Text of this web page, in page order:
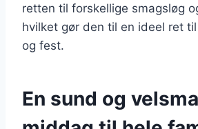
retten til forskellige smagsløg
hvilket gør den til en ideel ret
og fest.
En sund og